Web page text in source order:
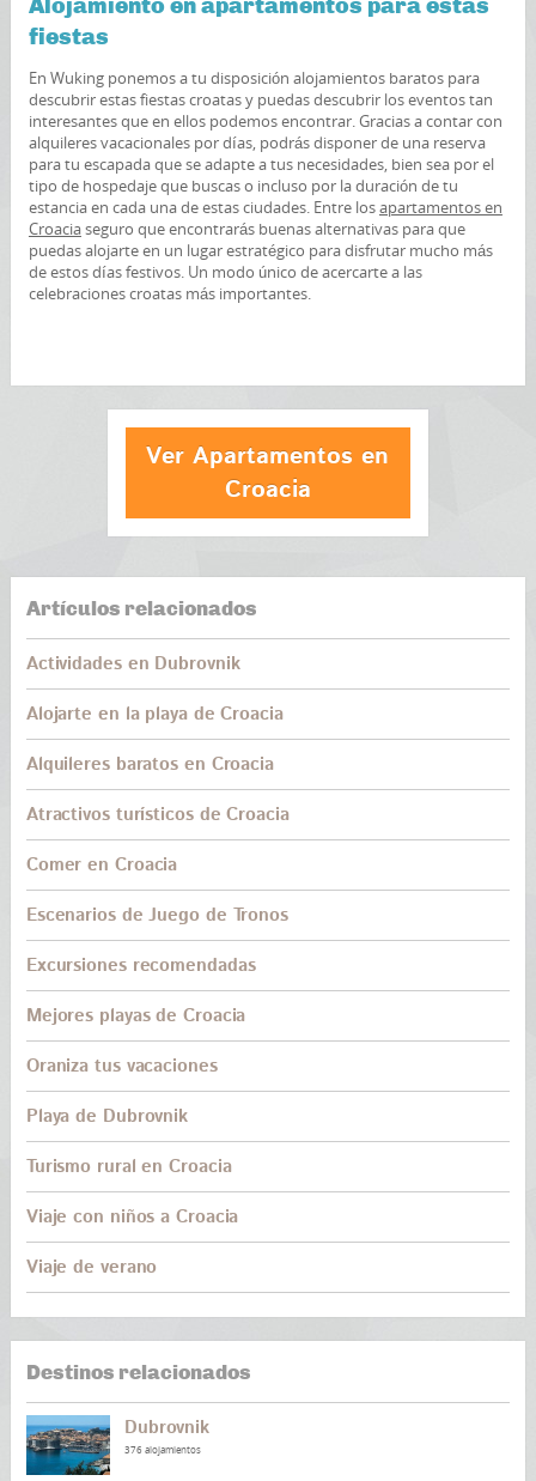
fiestas
En Wuking ponemos a tu disposición alojamientos baratos para
descubrir estas fiestas croatas y puedas descubrir los eventos tan
interesantes que en ellos podemos encontrar. Gracias a contar con
alquileres vacacionales por días, podrás disponer de una reserva
para tu escapada que se adapte a tus necesidades, bien sea por el
tipo de hospedaje que buscas o incluso por la duración de tu
estancia en cada una de estas ciudades. Entre losapartamentos en
Croaciaseguro que encontrarás buenas alternativas para que
puedas alojarte en un lugar estratégico para disfrutar mucho más
de estos días festivos. Un modo único de acercarte a las
celebraciones croatas más importantes.
Ver Apartamentos en
Croacia
Artículos relacionados
Actividades en Dubrovnik
Alojarte en la playa de Croacia
Alquileres baratos en Croacia
Atractivos turísticos de Croacia
Comer en Croacia
Escenarios de Juego de Tronos
Excursiones recomendadas
Mejores playas de Croacia
Oraniza tus vacaciones
Playa de Dubrovnik
Turismo rural en Croacia
Viaje con niños a Croacia
Viaje de verano
Destinos relacionados
Dubrovnik
376 alojamientos